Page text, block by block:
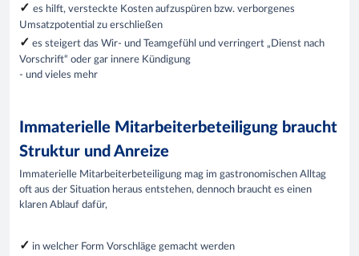
✓ es hilft, versteckte Kosten aufzuspüren bzw. verborgenes
Umsatzpotential zu erschließen
✓ es steigert das Wir- und Teamgefühl und verringert „Dienst nach
Vorschrift“ oder gar innere Kündigung
- und vieles mehr
Immaterielle Mitarbeiterbeteiligung braucht
Struktur und Anreize
Immaterielle Mitarbeiterbeteiligung mag im gastronomischen Alltag
oft aus der Situation heraus entstehen, dennoch braucht es einen
klaren Ablauf dafür,
✓ in welcher Form Vorschläge gemacht werden